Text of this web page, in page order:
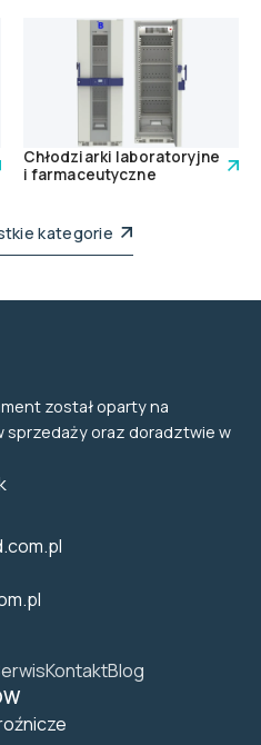
Chłodziarki laboratoryjne
i farmaceutyczne
kategorie
został oparty na
sprzedaży oraz doradztwie w
KontaktBlog